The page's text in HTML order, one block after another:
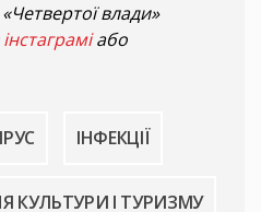
влади»
інстаграміабо
ІНФЕКЦІЇ
КУЛЬТУРИ І ТУРИЗМУ